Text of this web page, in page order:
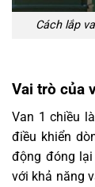
Cách lắp
Vai trò của
Van 1 chiều
điều khiển
động đóng
với khả năng